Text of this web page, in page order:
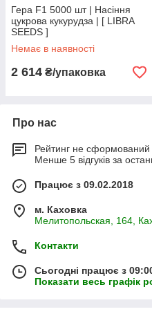
Гера F1 5000 шт | Насіння
цукрова кукурудза | [ LIBRA
SEEDS ]
Немає в наявності
2 614 ₴/упаковка
Про нас
Рейтинг не сформований
Менше 5 відгуків за
Працює з 09.02.2018
м. Каховка
Мелитопольская, 164,
Контакти
Сьогодні працює з
Показати весь графік